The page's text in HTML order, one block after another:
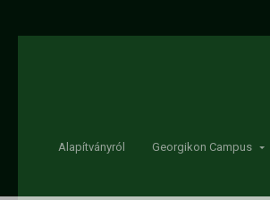
Alapítványról Georgikon Campus